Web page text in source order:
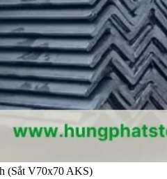
(Sắt V70x70 AKS)